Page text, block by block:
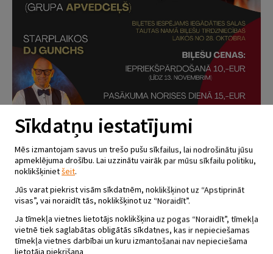
VALSTS SVĒTKU BALLE AR JĀNI
KRŪMIŅU UN DJ GUNCHS
16.11.2025 - plkst.22.00
Salas Tautas nams
Sīkdatņu iestatījumi
Mēs izmantojam savus un trešo pušu sīkfailus, lai nodrošinātu jūsu
apmeklējuma drošību. Lai uzzinātu vairāk par mūsu sīkfailu politiku,
noklikšķinietšeit.
Jūs varat piekrist visām sīkdatnēm, noklikšķinot uz “Apstiprināt
visas”, vai noraidīt tās, noklikšķinot uz “Noraidīt”.
Ja tīmekļa vietnes lietotājs noklikšķina uz pogas “Noraidīt”, tīmekļa
vietnē tiek saglabātas obligātās sīkdatnes, kas ir nepieciešamas
tīmekļa vietnes darbībai un kuru izmantošanai nav nepieciešama